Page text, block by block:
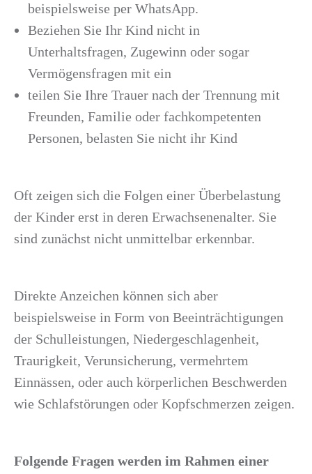
beispielsweise per WhatsApp.
Beziehen Sie Ihr Kind nicht in
Unterhaltsfragen, Zugewinn oder sogar
Vermögensfragen mit ein
teilen Sie Ihre Trauer nach der Trennung mit
Freunden, Familie oder fachkompetenten
Personen, belasten Sie nicht ihr Kind
Oft zeigen sich die Folgen einer Überbelastung
der Kinder erst in deren Erwachsenenalter. Sie
sind zunächst nicht unmittelbar erkennbar.
Direkte Anzeichen können sich aber
beispielsweise in Form von Beeinträchtigungen
der Schulleistungen, Niedergeschlagenheit,
Traurigkeit, Verunsicherung, vermehrtem
Einnässen, oder auch körperlichen Beschwerden
wie Schlafstörungen oder Kopfschmerzen zeigen.
Folgende Fragen werden im Rahmen einer